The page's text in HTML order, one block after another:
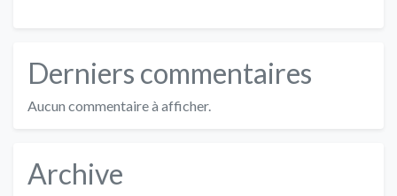
Derniers commentaires
Aucun commentaire à afficher.
Archive